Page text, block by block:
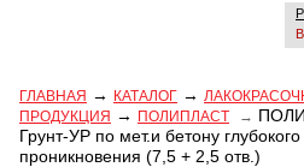
ГЛАВНАЯ → КАТАЛОГ →
ПРОДУКЦИЯ → ПОЛИПЛАСТ →
Грунт-УР по мет.и бетону глубокого
проникновения (7,5 + 2,5 отв.)